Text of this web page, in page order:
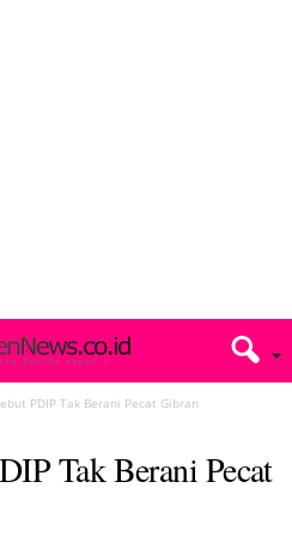
PDIP Tak Berani Pecat Gibran
Tak Berani Pecat